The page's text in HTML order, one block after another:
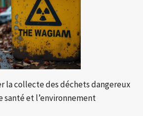
la collecte des déchets dangereux
et l’environnement